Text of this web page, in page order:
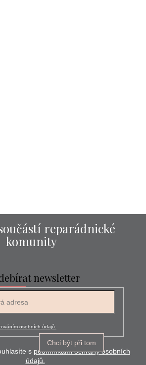
reparádnické
komunity
newsletter
osobních údajů.
Chci být při tom
s podmínkami ochrany osobních
údajů.